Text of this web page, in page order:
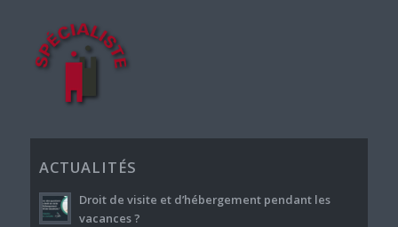
ACTUALITÉS
Droit de visite et d’hébergement pendant les
vacances ?